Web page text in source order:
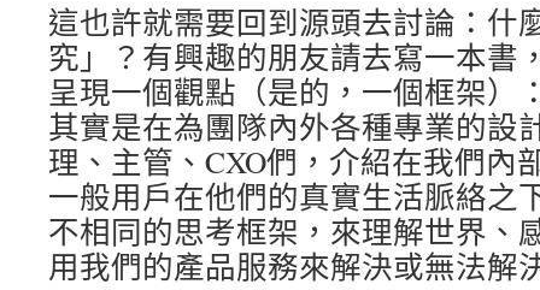
這也許就需要回到源頭去討論：什
究」？有興趣的朋友請去寫一本書
呈現一個觀點（是的，一個框架）
其實是在為團隊內外各種專業的設
理、主管、CXO們，介紹在我們內
一般用戶在他們的真實生活脈絡之
不相同的思考框架，來理解世界、
用我們的產品服務來解決或無法解